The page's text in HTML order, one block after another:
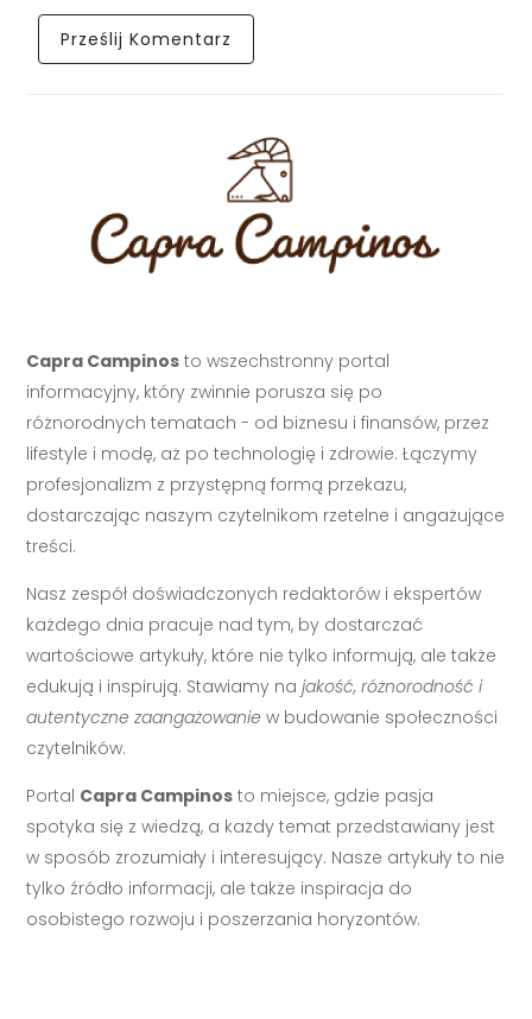
Capra Campinos to wszechstronny portal
informacyjny, który zwinnie porusza się po
różnorodnych tematach - od biznesu i finansów, przez
lifestyle i modę, aż po technologię i zdrowie. Łączymy
profesjonalizm z przystępną formą przekazu,
dostarczając naszym czytelnikom rzetelne i angażujące
treści.
Nasz zespół doświadczonych redaktorów i ekspertów
każdego dnia pracuje nad tym, by dostarczać
wartościowe artykuły, które nie tylko informują, ale także
edukują i inspirują. Stawiamy najakość, różnorodność i
autentyczne zaangażowanie w budowanie społeczności
czytelników.
Portal Capra Campinos to miejsce, gdzie pasja
spotyka się z wiedzą, a każdy temat przedstawiany jest
w sposób zrozumiały i interesujący. Nasze artykuły to nie
tylko źródło informacji, ale także inspiracja do
osobistego rozwoju i poszerzania horyzontów.